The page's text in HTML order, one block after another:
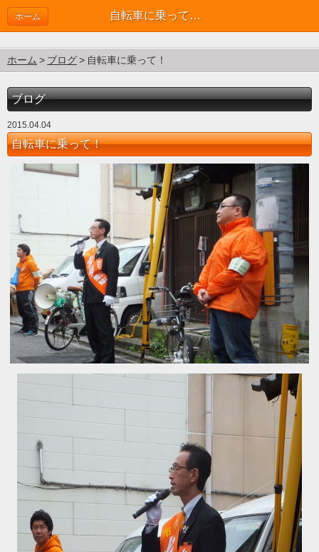
自転車に乗って！ | ブログ
ホーム
ホーム ブログ 自転車に乗って！
ブログ
2015.04.04
自転車に乗って！